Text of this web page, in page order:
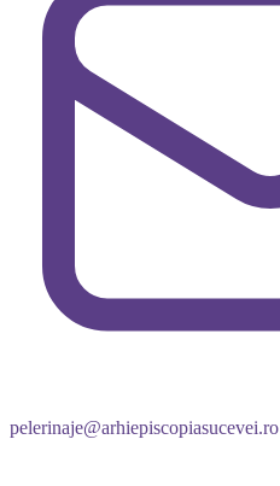
pelerinaje@arhiepiscopiasucevei.ro